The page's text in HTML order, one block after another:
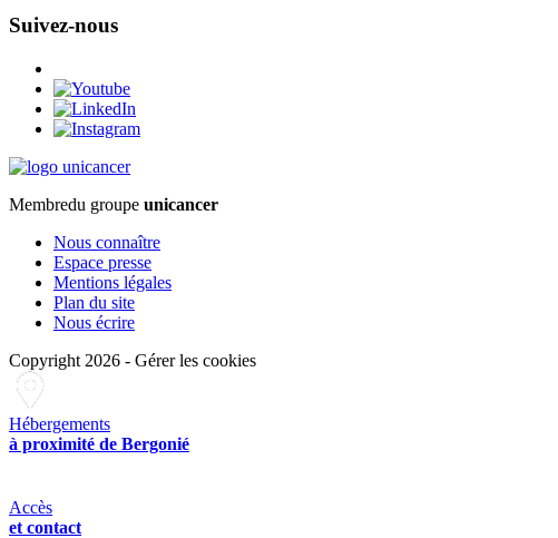
Suivez-nous
Membredu groupe unicancer
Nous connaître
Espace presse
Mentions légales
Plan du site
Nous écrire
Copyright 2026 - Gérer les cookies
Hébergements
à proximité de Bergonié
Accès
et contact